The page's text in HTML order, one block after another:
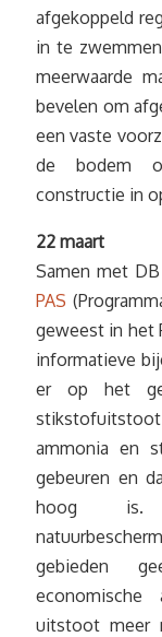
afgekoppeld
in te
meerwaarde
bevelen om
een vaste
de bodem
constructie in
22 maart
Samen met
PAS
geweest in het
informatieve
er op het
ammonia en
gebeuren en
hoog
gebieden
uitstoot meer